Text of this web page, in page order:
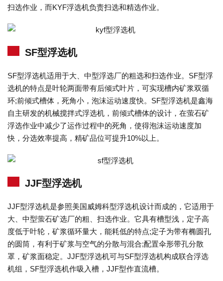
扫选作业，而KYF浮选机负责扫选和精选作业。
SF型浮选机
SF型浮选机适用于大、中型浮选厂的粗选和扫选作业。SF型浮
选机的特点是叶轮两面带有后倾式叶片，可实现槽内矿浆双循
环;前倾式槽体，死角小，泡沫运动速度快。SF型浮选机是鑫海
自主研发的机械搅拌式浮选机，前倾式槽体的设计，在萤石矿
浮选作业中减少了运作过程中的死角，使得泡沫运动速度加
快，分选效率提高，精矿品位可提升10%以上。
JJF型浮选机
JJF型浮选机是参照美国威姆科型浮选机设计而成的，它适用于
大、中型萤石矿选厂的粗、扫选作业。它具有槽型浅，定子高
度低于叶轮，矿浆循环量大，能耗低的特点;定子为带有椭圆孔
的圆筒，有利于矿浆与空气的分散与混合;配置伞形带孔分散
罩，矿浆面稳定。JJF型浮选机可与SF型浮选机构成联合浮选
机组，SF型浮选机作吸入槽，JJF型作直流槽。